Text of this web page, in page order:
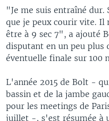
"Je me suis entraîné
que je peux courir vite. Il
être à 9 sec 7", a ajouté
disputant en un peu plus
éventuelle finale sur 100
L'année 2015 de Bolt -
bassin et de la jambe
pour les meetings de
juillet -, s'est résumée à